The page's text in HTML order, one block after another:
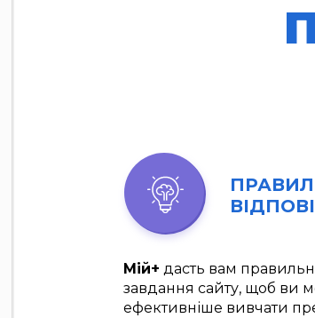
Мій+ дасть вам правильні
завдання сайту, щоб ви
ефективніше вивчати